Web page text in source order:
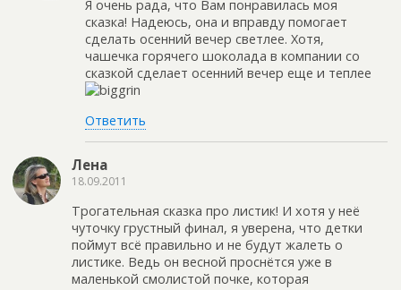
Я очень рада, что Вам понравилась моя
сказка! Надеюсь, она и вправду помогает
сделать осенний вечер светлее. Хотя,
чашечка горячего шоколада в компании со
сказкой сделает осенний вечер еще и теплее
Ответить
Лена
18.09.2011
Трогательная сказка про листик! И хотя у неё
чуточку грустный финал, я уверена, что детки
поймут всё правильно и не будут жалеть о
листике. Ведь он весной проснётся уже в
маленькой смолистой почке, которая